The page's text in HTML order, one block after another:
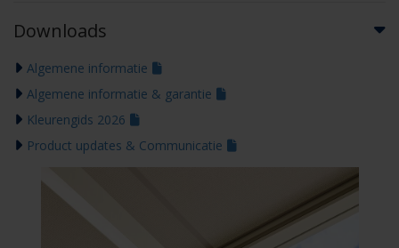
Downloads
Algemene informatie
Algemene informatie & garantie
Kleurengids 2026
Product updates & Communicatie